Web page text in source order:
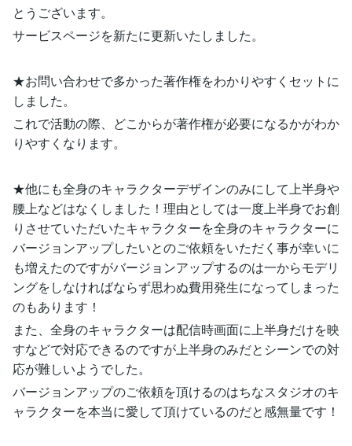
とうございます。
サービスページを新たに更新いたしました。
★お問い合わせで多かった著作権をわかりやすくセットに
しました。
これで活動の際、どこからが著作権が必要になるかがわか
りやすくなります。
★他にも全身のキャラクターデザインのみにして上半身や
腰上などはなくしました！理由としては一度上半身でお創
りさせていただいたキャラクターを全身のキャラクターに
バージョンアップしたいとのご依頼をいただく事が幸いに
も増えたのですがバージョンアップするのは一からモデリ
ングをしなければならず思わぬ費用発生になってしまった
のもあります！
また、全身のキャラクターは配信時画面に上半身だけを映
すなどで対応できるのですが上半身のみだとシーンでの対
応が難しいようでした。
バージョンアップのご依頼を頂けるのはちなスタジオのキ
ャラクターを本当に愛して頂けているのだと感無量です！